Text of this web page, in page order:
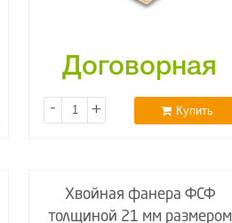
Договорная
- + Купить
Хвойная фанера ФСФ
толщиной 21 мм размером